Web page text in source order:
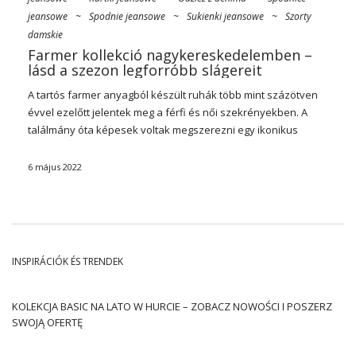
jeansowe ~ Spodnie jeansowe ~ Sukienki jeansowe ~ Szorty
damskie
Farmer kollekció nagykereskedelemben –
lásd a szezon legforróbb slágereit
A tartós farmer anyagból készült ruhák több mint százötven
évvel ezelőtt jelentek meg a férfi és női szekrényekben. A
találmány óta képesek voltak megszerezni egy ikonikus
hírességek örömmel érik el. Szeretné, hogy üzlete több
divatbemutatókkal gazdagítja választékát.
készült egyedi ruhásszekrényeket egykor elsősorban
munkaruhával azonosították. Manapság a divatos nők
6 május 2022
INSPIRÁCIÓK ÉS TRENDEK
KOLEKCJA BASIC NA LATO W HURCIE – ZOBACZ NOWOŚCI I POSZERZ
SWOJĄ OFERTĘ